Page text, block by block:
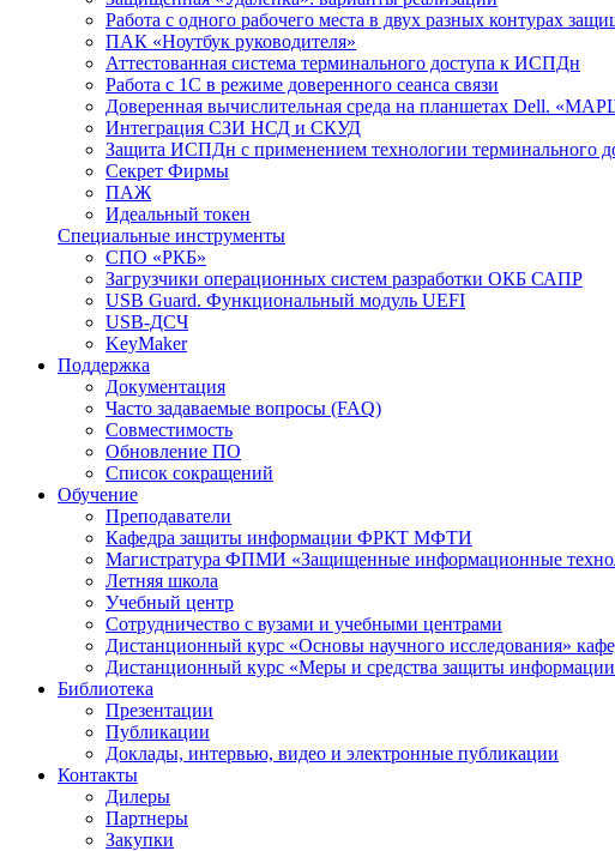
Работа с одного рабочего места в двух разных контурах
ПАК «Ноутбук руководителя»
Аттестованная система терминального доступа к ИСПДн
Работа с 1С в режиме доверенного сеанса связи
Доверенная вычислительная среда на планшетах Dell.
Интеграция СЗИ НСД и СКУД
Защита ИСПДн с применением технологии терминального
Секрет Фирмы
ПАЖ
Идеальный токен
Специальные инструменты
СПО «РКБ»
Загрузчики операционных систем разработки ОКБ САПР
USB Guard. Функциональный модуль UEFI
USB-ДСЧ
KeyMaker
Поддержка
Документация
Часто задаваемые вопросы (FAQ)
Совместимость
Обновление ПО
Список сокращений
Обучение
Преподаватели
Кафедра защиты информации ФРКТ МФТИ
Магистратура ФПМИ «Защищенные информационные
Летняя школа
Учебный центр
Сотрудничество с вузами и учебными центрами
Дистанционный курс «Основы научного исследования»
Дистанционный курс «Меры и средства защиты
Библиотека
Презентации
Публикации
Доклады, интервью, видео и электронные публикации
Контакты
Дилеры
Партнеры
Закупки